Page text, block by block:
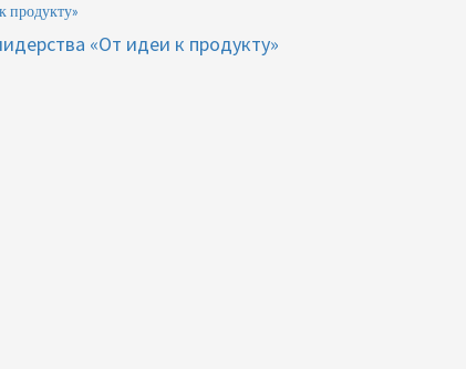
продукту»
«От идеи к продукту»